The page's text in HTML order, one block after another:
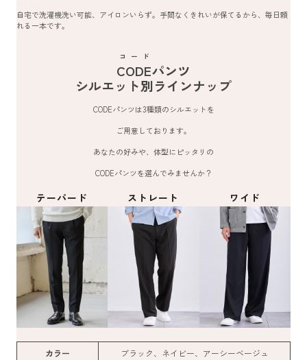
自宅で洗濯機洗い可能、アイロンいらず。手間なくきれいが保てるから、毎日頼
れる一本です。
CODE
コード
パンツ
シルエット別ラインナップ
CODEパンツは3種類のシルエットを
ご用意しております。
あなたの好みや、体型にピッタリの
CODEパンツを選んでみませんか？
テーパード ストレート ワイド
カラー
ブラック、ネイビー、アーシーベージュ